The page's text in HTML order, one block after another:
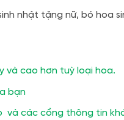
nhật tặng nữ, bó hoa
và cao hơn tuỳ loại hoa.
bạn
và các cổng thông tin